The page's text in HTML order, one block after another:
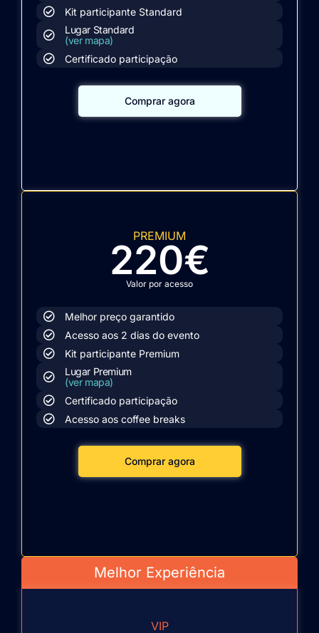
Kit participante Standard
Lugar Standard
(ver mapa)
Certificado participação
Comprar agora
PREMIUM
220€
Valor por acesso
Melhor preço garantido
Acesso aos 2 dias do evento
Kit participante Premium
Lugar Premium
(ver mapa)
Certificado participação
Acesso aos coffee breaks
Comprar agora
Melhor Experiência
VIP